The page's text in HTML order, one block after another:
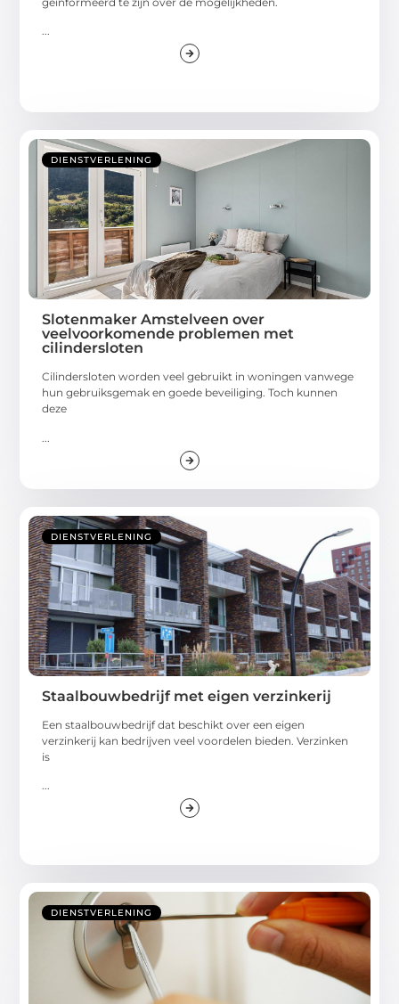
...
DIENSTVERLENING
Slotenmaker Amstelveen over
veelvoorkomende problemen met
cilindersloten
Cilindersloten worden veel gebruikt in woningen vanwege
hun gebruiksgemak en goede beveiliging. Toch kunnen
deze
DIENSTVERLENING
Staalbouwbedrijf met eigen verzinkerij
Een staalbouwbedrijf dat beschikt over een eigen
verzinkerij kan bedrijven veel voordelen bieden. Verzinken
is
...
DIENSTVERLENING